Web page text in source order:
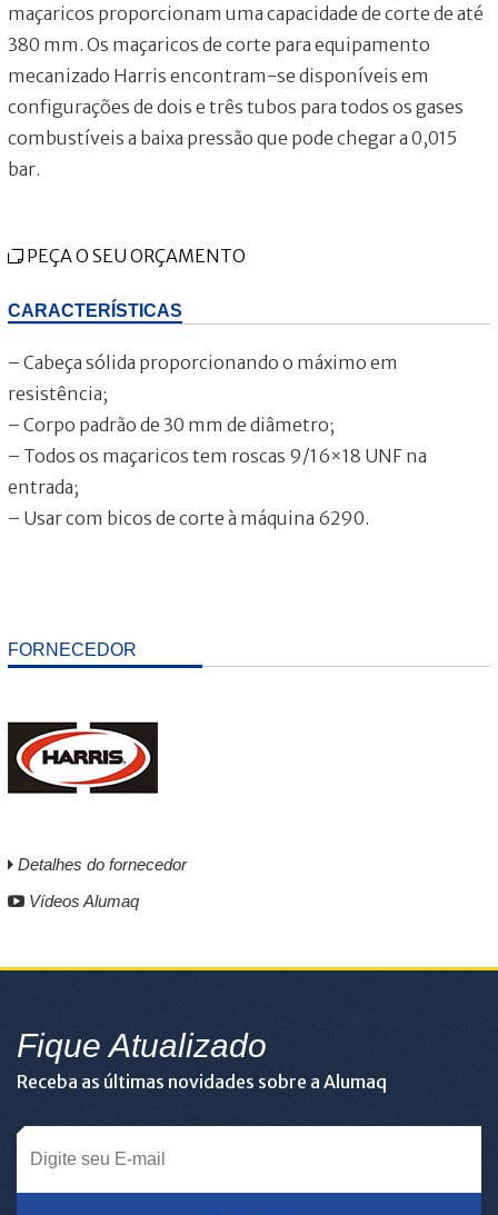
FORNECEDOR
Detalhes do fornecedor
Vídeos Alumaq
maçaricos proporcionam uma capacidade de corte de até
380 mm. Os maçaricos de corte para equipamento
mecanizado Harris encontram-se disponíveis em
configurações de dois e três tubos para todos os gases
combustíveis a baixa pressão que pode chegar a 0,015
bar.
PEÇA O SEU ORÇAMENTO
CARACTERÍSTICAS
– Cabeça sólida proporcionando o máximo em
resistência;
– Corpo padrão de 30 mm de diâmetro;
– Todos os maçaricos tem roscas 9/16×18 UNF na
entrada;
– Usar com bicos de corte à máquina 6290.
Fique Atualizado
Receba as últimas novidades sobre a Alumaq